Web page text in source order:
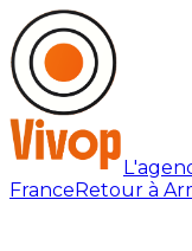
FranceRetour à